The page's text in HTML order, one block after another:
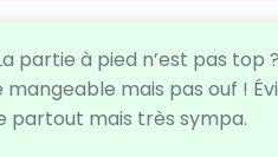
partie à pied n’est pas top
mais pas ouf !
partout mais très sympa.